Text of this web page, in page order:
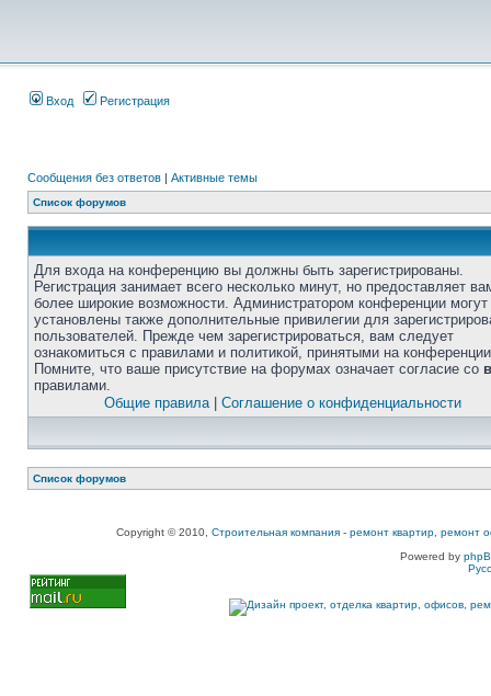
Вход Регистрация
Сообщения без ответов | Активные темы
Список форумов
Для входа на конференцию вы должны быть зарегистрированы.
Регистрация занимает всего несколько минут, но предоставляет
более широкие возможности. Администратором конференции
установлены также дополнительные привилегии для
пользователей. Прежде чем зарегистрироваться, вам следует
ознакомиться с правилами и политикой, принятыми на
Помните, что ваше присутствие на форумах означает согласие со
правилами.
Общие правила| Соглашение о конфиденциальности
Список форумов
Copyright © 2010, Строительная компания - ремонт квартир, ремонт
Powered by